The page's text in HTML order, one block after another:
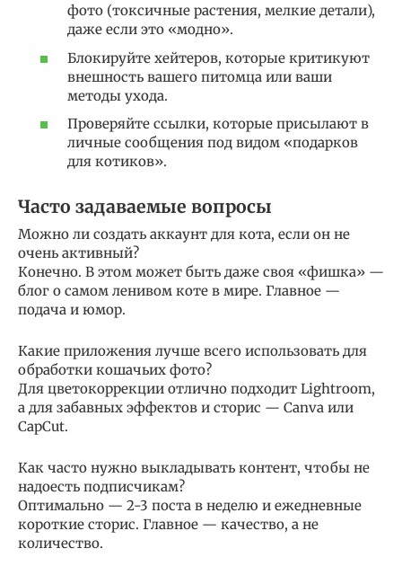
фото (токсичные растения, мелкие детали),
даже если это «модно».
Блокируйте хейтеров, которые критикуют
внешность вашего питомца или ваши
методы ухода.
Проверяйте ссылки, которые присылают в
личные сообщения под видом «подарков
для котиков».
Часто задаваемые вопросы
Можно ли создать аккаунт для кота, если он не
очень активный?
Конечно. В этом может быть даже своя «фишка» —
блог о самом ленивом коте в мире. Главное —
подача и юмор.
Какие приложения лучше всего использовать для
обработки кошачьих фото?
Для цветокоррекции отлично подходит Lightroom,
а для забавных эффектов и сторис — Canva или
CapCut.
Как часто нужно выкладывать контент, чтобы не
надоесть подписчикам?
Оптимально — 2-3 поста в неделю и ежедневные
короткие сторис. Главное — качество, а не
количество.